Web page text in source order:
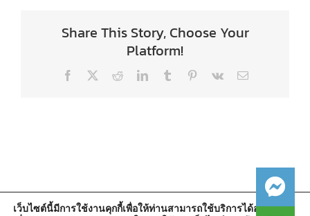
Share This Story, Choose Your
Platform!
Facebook RedditLinkedInTumblr Pinterest
Vk Email
เว็บไซต์นี้มีการใช้งานคุกกี้เพื่อให้ท่านสามารถใช้บริการได้อย่างต่อ